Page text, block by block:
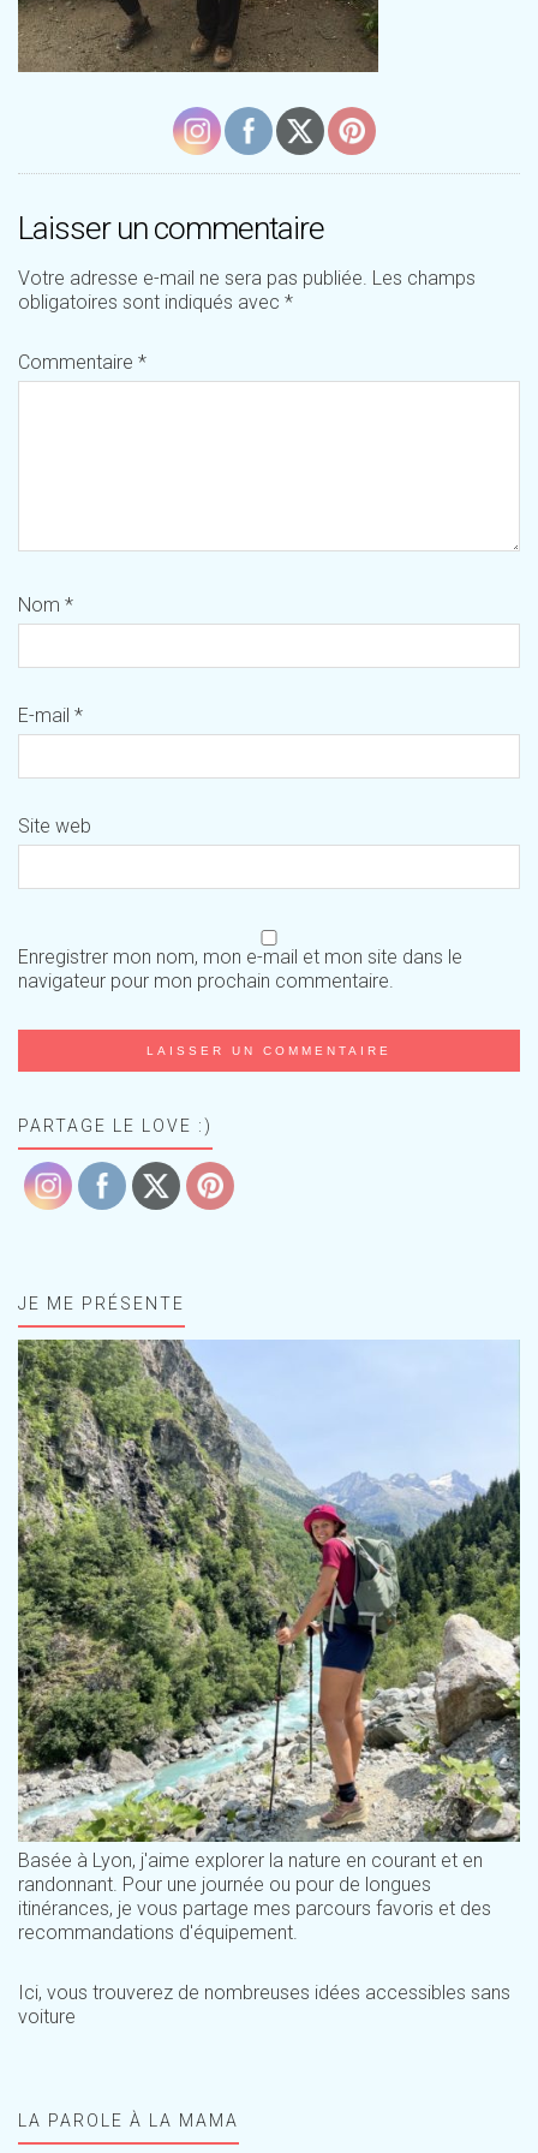
Laisser un commentaire
Votre adresse e-mail ne sera pas publiée. Les champs
obligatoires sont indiqués avec *
Commentaire *
Nom *
E-mail *
Site web
Enregistrer mon nom, mon e-mail et mon site dans le
navigateur pour mon prochain commentaire.
PARTAGE LE LOVE :)
JE ME PRÉSENTE
Basée à Lyon, j'aime explorer la nature en courant et en
randonnant. Pour une journée ou pour de longues
itinérances, je vous partage mes parcours favoris et des
recommandations d'équipement.
Ici, vous trouverez de nombreuses idées accessibles sans
voiture
LA PAROLE À LA MAMA